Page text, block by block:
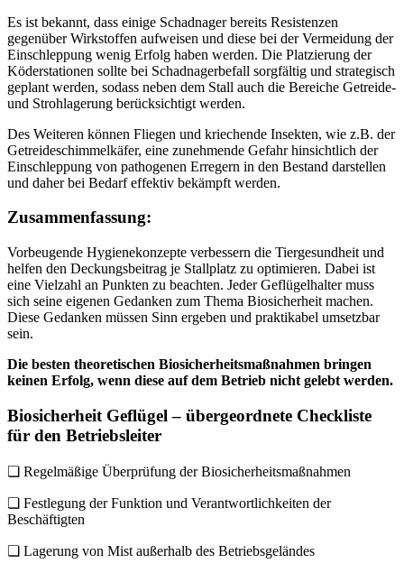
Es ist bekannt, dass einige Schadnager bereits Resistenzen
gegenüber Wirkstoffen aufweisen und diese bei der Vermeidung der
Einschleppung wenig Erfolg haben werden. Die Platzierung der
Köderstationen sollte bei Schadnagerbefall sorgfältig und strategisch
geplant werden, sodass neben dem Stall auch die Bereiche Getreide-
und Strohlagerung berücksichtigt werden.
Des Weiteren können Fliegen und kriechende Insekten, wie z.B. der
Getreideschimmelkäfer, eine zunehmende Gefahr hinsichtlich der
Einschleppung von pathogenen Erregern in den Bestand darstellen
und daher bei Bedarf effektiv bekämpft werden.
Zusammenfassung:
Vorbeugende Hygienekonzepte verbessern die Tiergesundheit und
helfen den Deckungsbeitrag je Stallplatz zu optimieren. Dabei ist
eine Vielzahl an Punkten zu beachten. Jeder Geflügelhalter muss
sich seine eigenen Gedanken zum Thema Biosicherheit machen.
Diese Gedanken müssen Sinn ergeben und praktikabel umsetzbar
sein.
Die besten theoretischen Biosicherheitsmaßnahmen bringen
keinen Erfolg, wenn diese auf dem Betrieb nicht gelebt werden.
Biosicherheit Geflügel – übergeordnete Checkliste
für den Betriebsleiter
❏ Regelmäßige Überprüfung der Biosicherheitsmaßnahmen
❏ Festlegung der Funktion und Verantwortlichkeiten der
Beschäftigten
❏ Lagerung von Mist außerhalb des Betriebsgeländes